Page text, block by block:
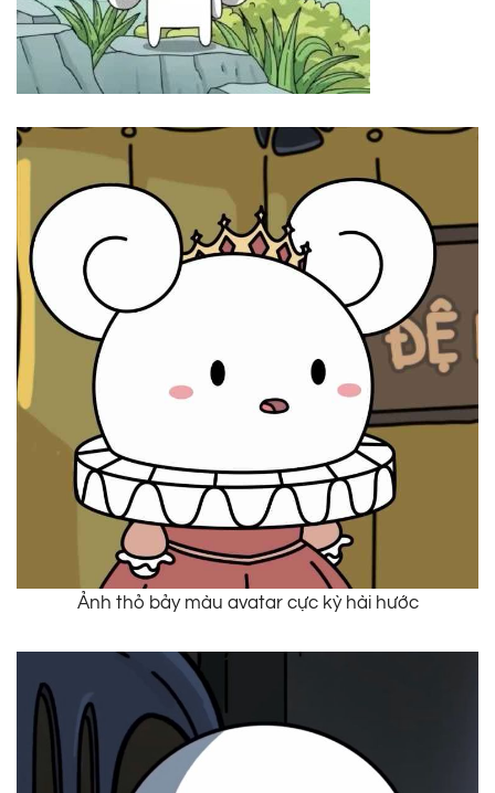
Ảnh thỏ bảy màu avatar cực kỳ hài hước